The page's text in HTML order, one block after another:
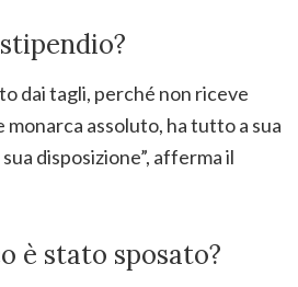
dai tagli, perché non riceve
monarca assoluto, ha tutto a sua
disposizione”, afferma il
è stato sposato?